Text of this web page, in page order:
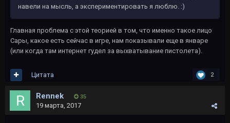
навели на мысль, а экспериментировать я люблю. :)
Главная проблема с этой теорией в том, что именно такое лицо
Сары, какое есть сейчас в игре, нам показывали еще в январе
(или когда там интернет гудел за выхватывание пистолета).
2
Цитата
Rennek 35
19 марта, 2017